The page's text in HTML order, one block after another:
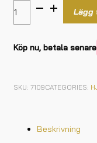
Lägg
Köp nu, betala senare
SKU: 7109CATEGORIES:
Beskrivning